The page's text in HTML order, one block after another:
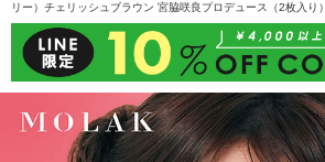
リー）チェリッシュブラウン 宮脇咲良プロデュース（2枚入り）